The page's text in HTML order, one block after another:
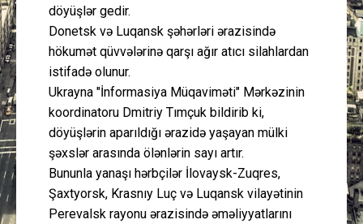
döyüşlər gedir.
Donetsk və Luqansk şəhərləri ərazisində
hökumət qüvvələrinə qarşı ağır atıcı silahlardan
istifadə olunur.
Ukrayna "İnformasiya Müqaviməti" Mərkəzinin
koordinatoru Dmitriy Tımçuk bildirib ki,
döyüşlərin aparıldığı ərazidə yaşayan mülki
şəxslər arasında ölənlərin sayı artır.
Bununla yanaşı hərbçilər İlovaysk-Zuqres,
Şaxtyorsk, Krasnıy Luç və Luqansk vilayətinin
Perevalsk rayonu ərazisində əməliyyatlarını